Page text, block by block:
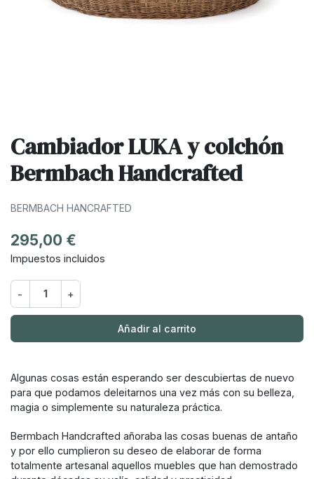
Cambiador LUKA y colchón
Bermbach Handcrafted
BERMBACH HANCRAFTED
295,00 €
Impuestos incluidos
- +
Añadir al carrito
Algunas cosas están esperando ser descubiertas de nuevo
para que podamos deleitarnos una vez más con su belleza,
magia o simplemente su naturaleza práctica.
Bermbach Handcrafted añoraba las cosas buenas de antaño
y por ello cumplieron su deseo de elaborar de forma
totalmente artesanal aquellos muebles que han demostrado